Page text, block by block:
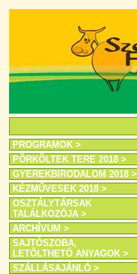
PROGRAMOK >
PÖRKÖLTEK TERE 2018 >
GYEREKBIRODALOM 2018 >
KÉZMŰVESEK 2018 >
OSZTÁLYTÁRSAK
TALÁLKOZÓJA >
ARCHÍVUM >
SAJTÓSZOBA,
LETÖLTHETŐ ANYAGOK >
SZÁLLÁSAJÁNLÓ >